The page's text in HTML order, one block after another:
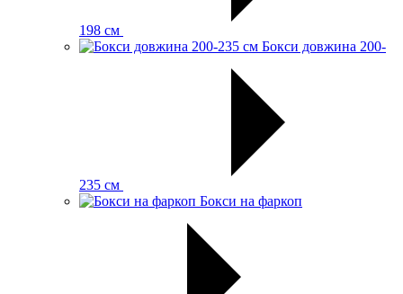
198 см
Бокси довжина 200-
235 см
Бокси на фаркоп